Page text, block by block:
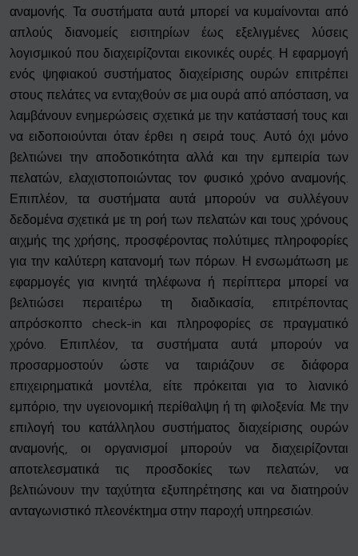
αναμονής. Τα συστήματα αυτά μπορεί να κυμαίνονται από
απλούς διανομείς εισιτηρίων έως εξελιγμένες λύσεις
λογισμικού που διαχειρίζονται εικονικές ουρές. Η εφαρμογή
ενός ψηφιακού συστήματος διαχείρισης ουρών επιτρέπει
στους πελάτες να ενταχθούν σε μια ουρά από απόσταση, να
λαμβάνουν ενημερώσεις σχετικά με την κατάστασή τους και
να ειδοποιούνται όταν έρθει η σειρά τους. Αυτό όχι μόνο
βελτιώνει την αποδοτικότητα αλλά και την εμπειρία των
πελατών, ελαχιστοποιώντας τον φυσικό χρόνο αναμονής.
Επιπλέον, τα συστήματα αυτά μπορούν να συλλέγουν
δεδομένα σχετικά με τη ροή των πελατών και τους χρόνους
αιχμής της χρήσης, προσφέροντας πολύτιμες πληροφορίες
για την καλύτερη κατανομή των πόρων. Η ενσωμάτωση με
εφαρμογές για κινητά τηλέφωνα ή περίπτερα μπορεί να
βελτιώσει περαιτέρω τη διαδικασία, επιτρέποντας
απρόσκοπτο check-in και πληροφορίες σε πραγματικό
χρόνο. Επιπλέον, τα συστήματα αυτά μπορούν να
προσαρμοστούν ώστε να ταιριάζουν σε διάφορα
επιχειρηματικά μοντέλα, είτε πρόκειται για το λιανικό
εμπόριο, την υγειονομική περίθαλψη ή τη φιλοξενία. Με την
επιλογή του κατάλληλου συστήματος διαχείρισης ουρών
αναμονής, οι οργανισμοί μπορούν να διαχειρίζονται
αποτελεσματικά τις προσδοκίες των πελατών, να
βελτιώνουν την ταχύτητα εξυπηρέτησης και να διατηρούν
ανταγωνιστικό πλεονέκτημα στην παροχή υπηρεσιών.